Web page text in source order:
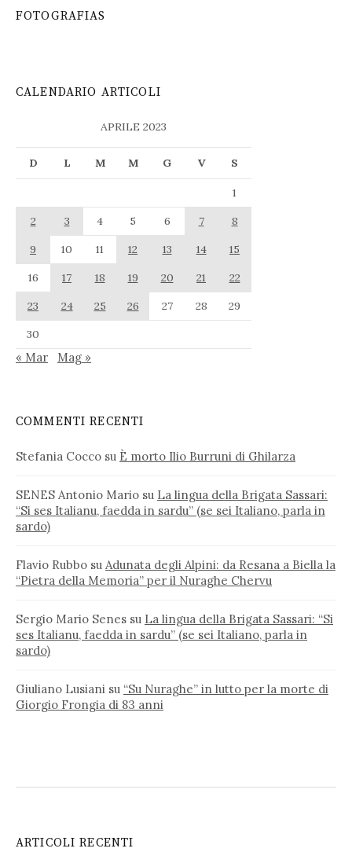
FOTOGRAFIAS
CALENDARIO ARTICOLI
APRILE 2023
D L M M G V S
1
2
3 4 5 6 7
8
9
10 11 12 13 14
15
16
17 18 19 20 21
22
23
24 25 26 27 28
29
30
« Mar Mag »
COMMENTI RECENTI
Stefania Cocco su È morto Ilio Burruni di Ghilarza
SENES Antonio Mario su La lingua della Brigata Sassari:
“Si ses Italianu, faedda in sardu” (se sei Italiano, parla in
sardo)
Flavio Rubbo su Adunata degli Alpini: da Resana a Biella la
“Pietra della Memoria” per il Nuraghe Chervu
Sergio Mario Senes su La lingua della Brigata Sassari: “Si
ses Italianu, faedda in sardu” (se sei Italiano, parla in
sardo)
Giuliano Lusiani su “Su Nuraghe” in lutto per la morte di
Giorgio Frongia di 83 anni
ARTICOLI RECENTI